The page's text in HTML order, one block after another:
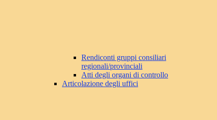
Rendiconti gruppi consiliari
regionali/provinciali
Atti degli organi di controllo
Articolazione degli uffici